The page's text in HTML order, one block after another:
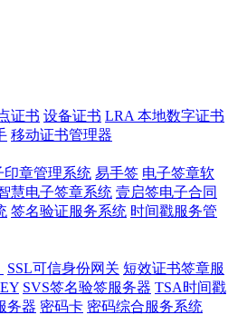
证书 设备证书 LRA 本地数字证书
移动证书管理器
印章管理系统 易手签 电子签章软
慧电子签章系统 壹启签电子合同
签名验证服务系统 时间戳服务管
SSL可信身份网关 短效证书签章服
SVS签名验签服务器 TSA时间戳
务器 密码卡 密码综合服务系统